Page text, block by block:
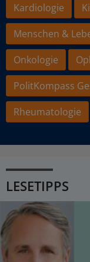
Kardiologie
Menschen &
Onkologie
PolitKompass
Rheumatologie
LESETIPPS